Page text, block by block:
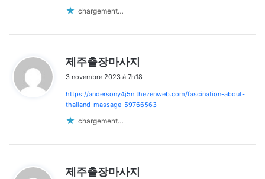
chargement…
제주출장마사지
t
:
3 novembre 2023 à 7h18
https://andersony4j5n.thezenweb.com/fascination-about-
thailand-massage-59766563
chargement…
제주출장마사지